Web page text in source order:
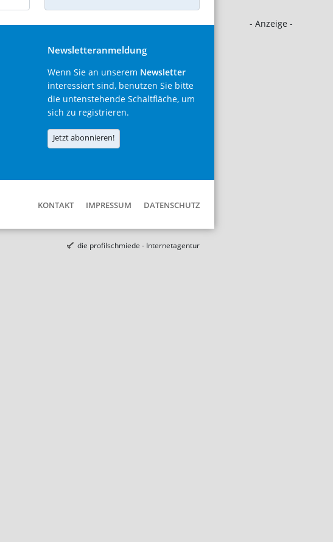
- Anzeige -
Newsletteranmeldung
Wenn Sie an unserem Newsletter
interessiert sind, benutzen Sie bitte
die untenstehende Schaltfläche, um
sich zu registrieren.
Jetzt abonnieren!
KONTAKT IMPRESSUM DATENSCHUTZ
die profilschmiede - Internetagentur